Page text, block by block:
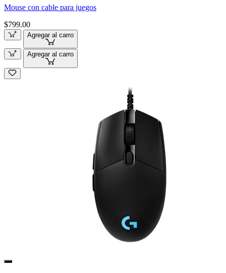
Mouse con cable para juegos
$799.00
Agregar al carro
Agregar al carro